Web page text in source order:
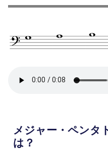
メジャー・ペンタ
は？